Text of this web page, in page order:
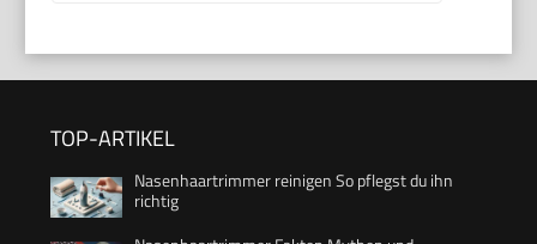
TOP-ARTIKEL
Nasenhaartrimmer reinigen So pflegst du ihn
richtig